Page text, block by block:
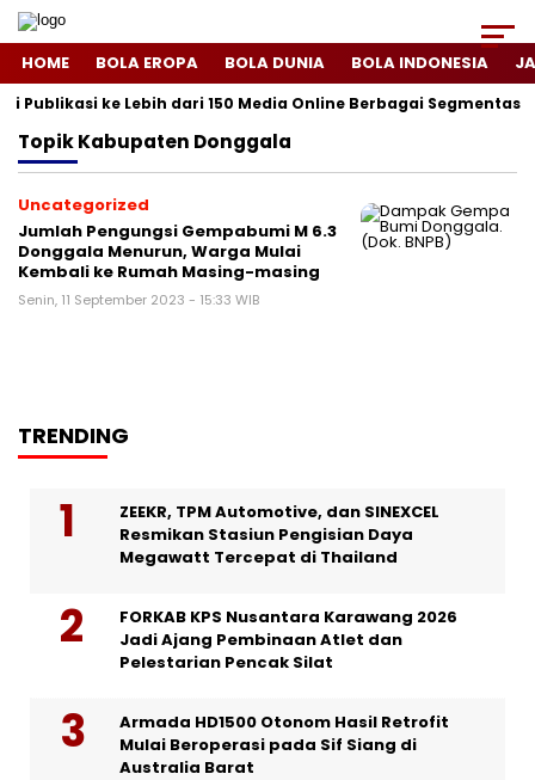
HOME BOLA EROPA BOLA DUNIA BOLA INDONESIA
Publikasi ke Lebih dari 150 Media Online Berbagai Segmentasi
TopikKabupaten Donggala
Uncategorized
Jumlah Pengungsi Gempabumi M 6.3
Donggala Menurun, Warga Mulai
Kembali ke Rumah Masing-masing
Senin, 11 September 2023 - 15:33 WIB
TRENDING
ZEEKR, TPM Automotive, dan SINEXCEL
Resmikan Stasiun Pengisian Daya
Megawatt Tercepat di Thailand
FORKAB KPS Nusantara Karawang 2026
Jadi Ajang Pembinaan Atlet dan
Pelestarian Pencak Silat
Armada HD1500 Otonom Hasil Retrofit
Mulai Beroperasi pada Sif Siang di
Australia Barat